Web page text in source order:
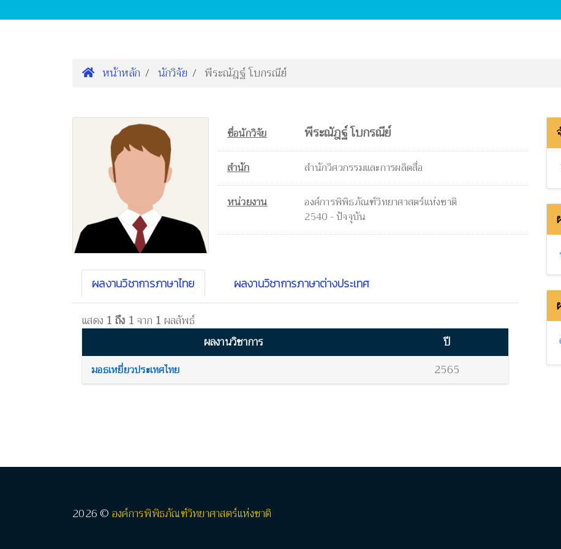
หน้าหลัก นักวิจัย พีระณัฎฐ์ โบกรณีย์
ชื่อนักวิจัย พีระณัฎฐ์ โบกรณีย์
สำนัก
สำนักวิศวกรรมและการผลิตสื่อ
หน่วยงาน
องค์การพิพิธภัณฑ์วิทยาศาสตร์แห่งชาติ
2540 - ปัจจุบัน
ผลงานวิชาการภาษาไทย ผลงานวิชาการภาษาต่างประเทศ
แสดง 1 ถึง 1จาก 1 ผลลัพธ์
ผลงานวิชาการ
ปี
มอธเหยี่ยวประเทศไทย 2565
2026 © องค์การพิพิธภัณฑ์วิทยาศาสตร์แห่งชาติ